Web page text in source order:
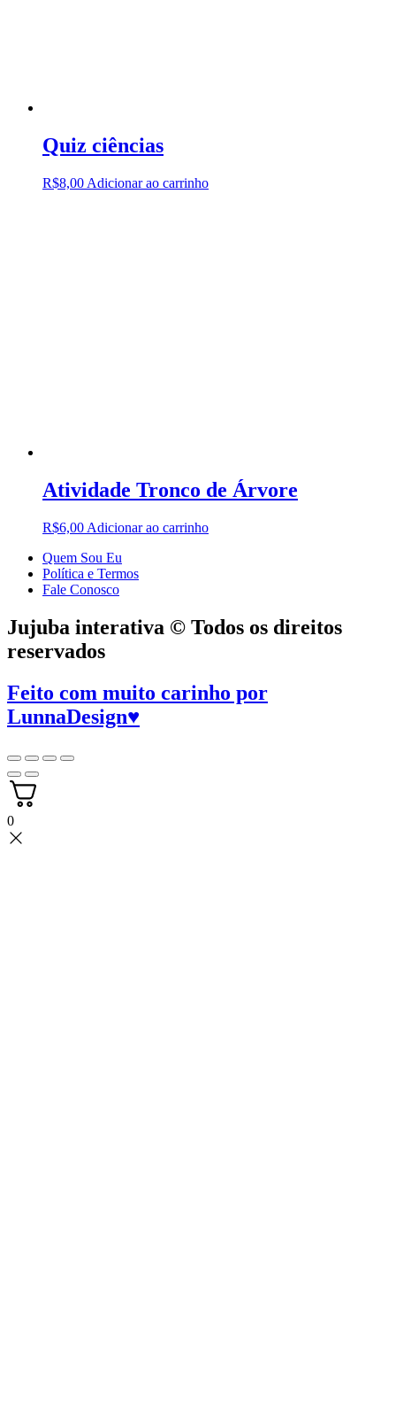
Quiz ciências
R$8,00 Adicionar ao carrinho
Atividade Tronco de Árvore
R$6,00 Adicionar ao carrinho
Quem Sou Eu
Política e Termos
Fale Conosco
Jujuba interativa © Todos os direitos
reservados
Feito com muito carinho por
LunnaDesign♥
0